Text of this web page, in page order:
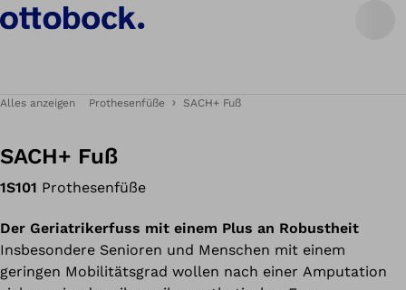
Alles anzeigen Prothesenfüße SACH+ Fuß
SACH+ Fuß
1S101 Prothesenfüße
Der Geriatrikerfuss mit einem Plus an Robustheit
Insbesondere Senioren und Menschen mit einem
geringen Mobilitätsgrad wollen nach einer Amputation